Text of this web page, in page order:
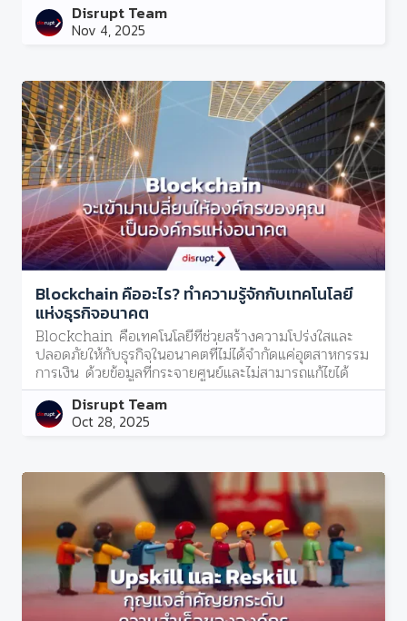
Disrupt Team
Nov 4, 2025
Blockchain คืออะไร? ทำความรู้จักกับเทคโนโลยี
แห่งธุรกิจอนาคต
Blockchain คือเทคโนโลยีที่ช่วยสร้างความโปร่งใสและ
ปลอดภัยให้กับธุรกิจในอนาคตที่ไม่ได้จำกัดแค่อุตสาหกรรม
การเงิน ด้วยข้อมูลที่กระจายศูนย์และไม่สามารถแก้ไขได้
Disrupt Team
Oct 28, 2025